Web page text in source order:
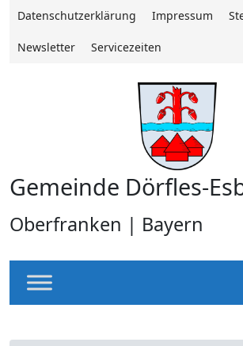
Datenschutzerklärung Impressum
Newsletter Servicezeiten
Gemeinde Dörfles-
Oberfranken | Bayern